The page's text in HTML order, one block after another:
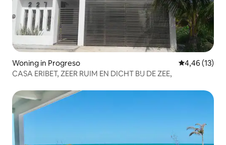
Woning in Progreso Gemiddelde
4,46 (13)
CASA ERIBET, ZEER RUIM EN DICHT BIJ DE ZEE,